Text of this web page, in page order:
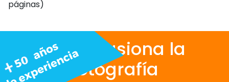
páginas)
Nos apasiona la
fotografía